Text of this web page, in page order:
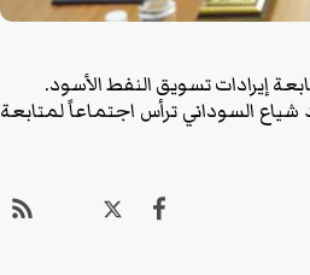
إيرادات تسويق النفط الأسود.
السوداني ترأس اجتماعاً لمتابعة